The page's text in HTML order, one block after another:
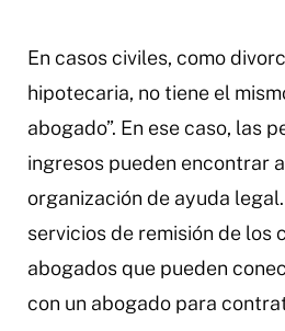
En casos civiles, como
hipotecaria, no tiene el
abogado”. En ese caso, las
ingresos pueden encontrar
organización de ayuda
servicios de remisión de los
abogados que pueden
con un abogado para